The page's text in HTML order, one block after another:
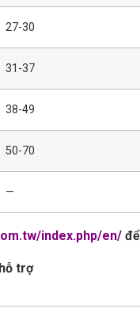
27-30
31-37
38-49
50-70
—
index.php/en/
trợ